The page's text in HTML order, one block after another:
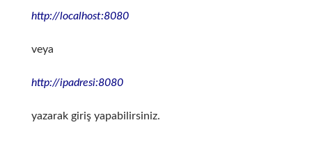
http://localhost:8080
veya
http://ipadresi:8080
yazarak giriş yapabilirsiniz.